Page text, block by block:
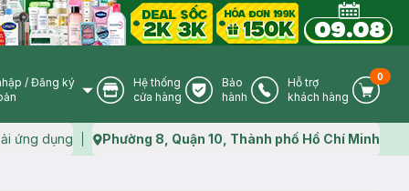
User Icon
/ Đăng ký
Store Icon
Hệ thống
cửa hàng
Warranty Icon
Bảo
hành
Phone Icon
Hỗ trợ
khách hàng
Cart
0
ứng dụng Map icon
Phường 8, Quận 10, Thành phố Hồ Chí Minh